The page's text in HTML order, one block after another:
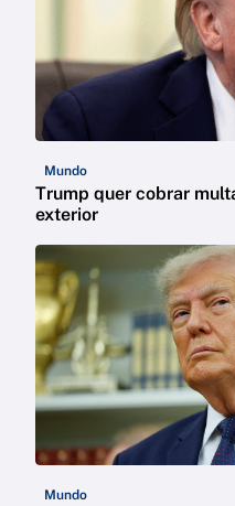
Mundo
Trump quer cobrar
exterior
Mundo